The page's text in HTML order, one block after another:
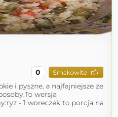
0 Smakowite
i pyszne, a najfajniejsze ze
wersja
- 1 woreczek to porcja na